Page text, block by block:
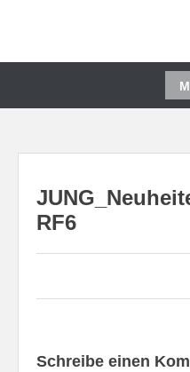
springen
Zum
springen
RF6
Schreibe einen